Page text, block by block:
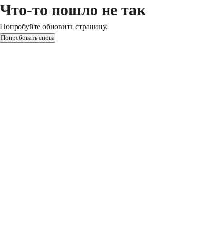
Что-то пошло не так
Попробуйте обновить страницу.
Попробовать снова